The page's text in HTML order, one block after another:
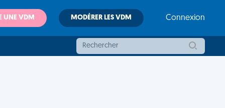
UNE VDM MODÉRER LES VDM Connexion